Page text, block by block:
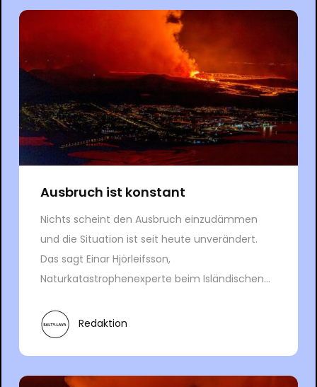
Ausbruch ist konstant
Nichts scheint den Ausbruch einzudämmen
und die Situation ist seit heute unverändert.
Das sagt Einar Hjörleifsson,
Naturkatastrophenexperte beim Isländischen...
Redaktion